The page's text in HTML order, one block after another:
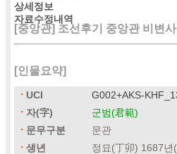
상세정보
자료수정내역
[중앙관] 조선후기 중앙관 비변
[인물요약]
UCI
G002+AKS-
자(字)
군범(君範)
문무구분
문관
생년
정묘(丁卯) 1687년